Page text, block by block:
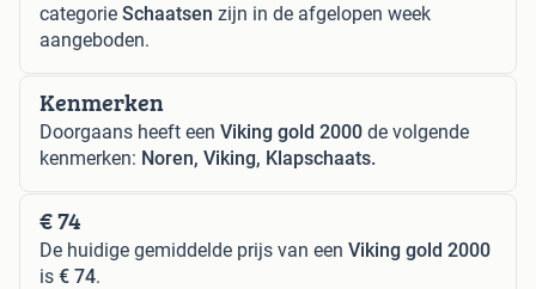
categorie Schaatsen zijn in de afgelopen week
aangeboden.
Kenmerken
Doorgaans heeft een Viking gold 2000 de volgende
kenmerken: Noren, Viking, Klapschaats.
€ 74
De huidige gemiddelde prijs van een Viking gold 2000
is € 74.